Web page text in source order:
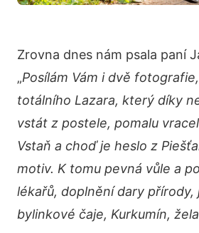
Zrovna dnes nám psala paní
„Posílám Vám i dvě
totálního Lazara, který díky
vstát z postele, pomalu
Vstaň a choď je heslo z
motiv. K tomu pevná vůle a
lékařů, doplnění dary přírody,
bylinkové čaje, Kurkumín,